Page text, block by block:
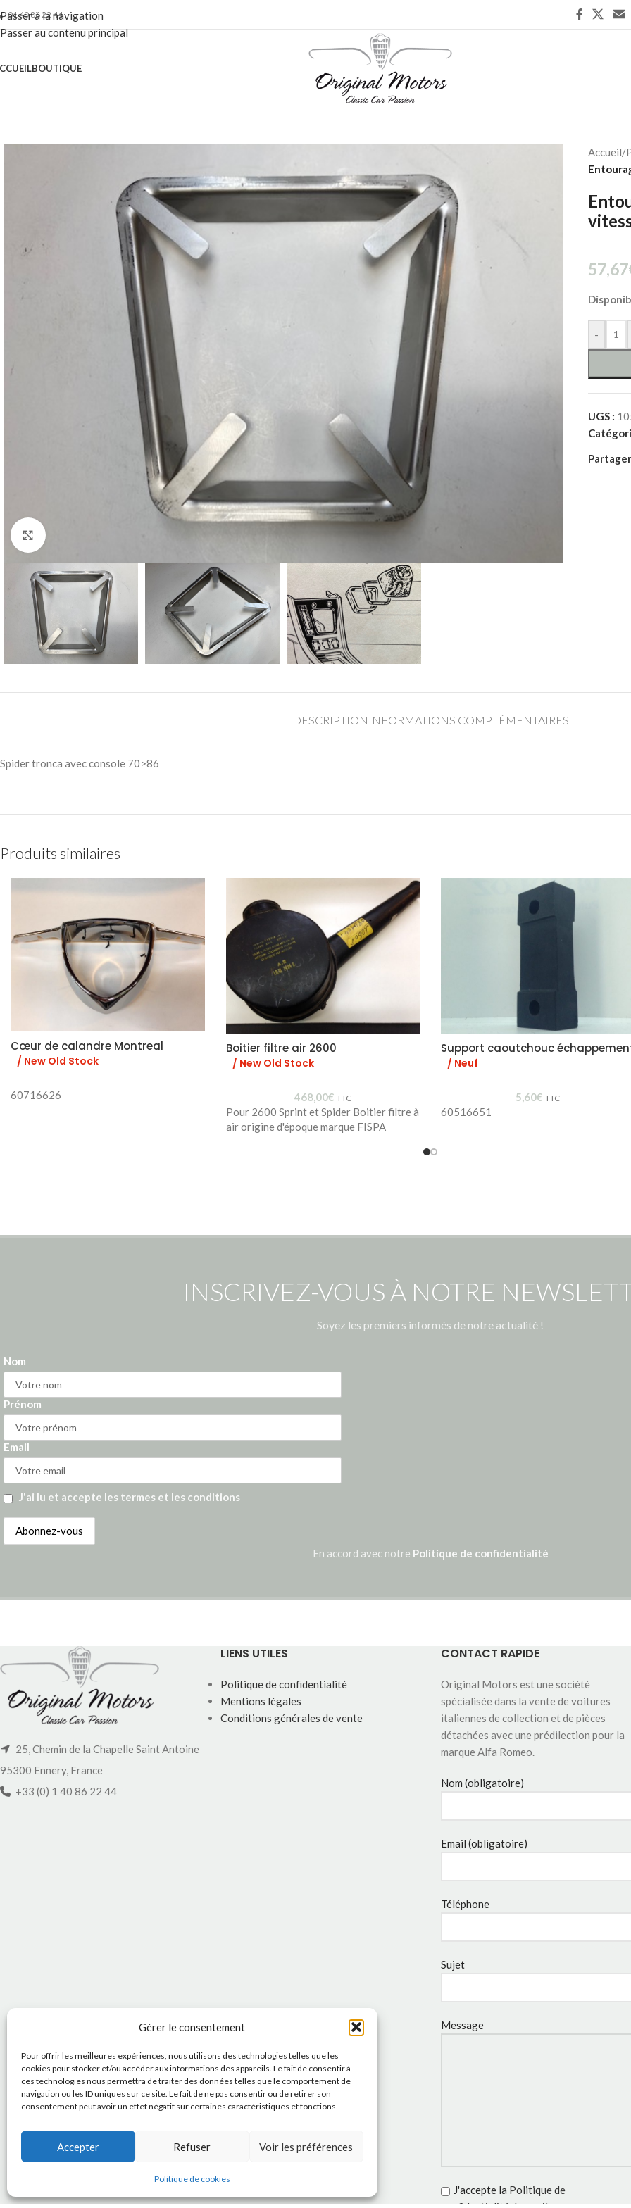
Gérer le consentement
Pour offrir les meilleures expériences, nous utilisons des technologies telles que les
cookies pour stocker et/ou accéder aux informations des appareils. Le fait de consentir à
ces technologies nous permettra de traiter des données telles que le comportement de
navigation ou les ID uniques sur ce site. Le fait de ne pas consentir ou de retirer son
consentement peut avoir un effet négatif sur certaines caractéristiques et fonctions.
Accepter Refuser Voir les préférences
Politique de cookies
Passer à la navigation
Passer au contenu principal
01 40 86 22 44
BOUTIQUE
Accueil/
57,67
-
UGS :
DESCRIPTION INFORMATIONS COMPLÉMENTAIRES
Spider tronca avec console 70>86
Produits similaires
Cœur de calandre Montreal
/ New Old Stock
60716626
Boitier filtre air 2600
/ New Old Stock
468,00€ TTC
Pour 2600 Sprint et Spider Boitier filtre à
air origine d'époque marque FISPA
Support caoutchouc
/ Neuf
5,60€ TTC
60516651
INSCRIVEZ-VOUS À NOTRE
Soyez les premiers informés de notre actualité !
Nom
Prénom
Email
J'ai lu et accepte les termes et les conditions
En accord avec notre Politique de confidentialité
25, Chemin de la Chapelle Saint Antoine
95300 Ennery, France
+33 (0) 1 40 86 22 44
LIENS UTILES
Politique de confidentialité
Mentions légales
Conditions générales de vente
CONTACT RAPIDE
Original Motors est une société
spécialisée dans la vente de voitures
italiennes de collection et de pièces
détachées avec une prédilection pour la
marque Alfa Romeo.
Nom (obligatoire)
Email (obligatoire)
Téléphone
Sujet
Message
J'accepte la Politique de